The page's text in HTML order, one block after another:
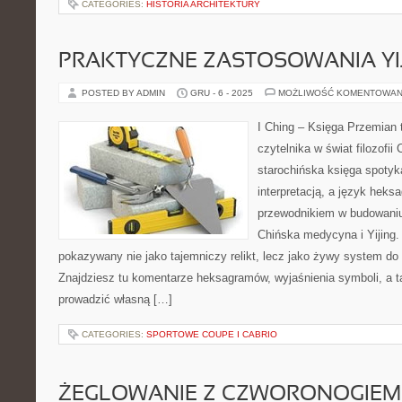
CATEGORIES: HISTORIA ARCHITEKTURY
PRAKTYCZNE ZASTOSOWANIA
POSTED BY ADMIN GRU - 6 - 2025 MOŻLIWOŚĆ
I Ching – Księga
czytelnika w świat filozofii
starochińska księga
interpretacją, a język
przewodnikiem w
Chińska medycyna i
pokazywany nie jako tajemniczy relikt, lecz jako żywy system do
Znajdziesz tu komentarze heksagramów, wyjaśnienia symboli, a
prowadzić własną […]
CATEGORIES: SPORTOWE COUPE I CABRIO
ŻEGLOWANIE Z CZWORONOGIEM